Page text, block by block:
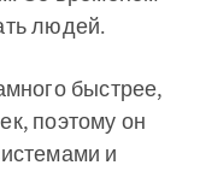
людей.
быстрее,
поэтому он
и